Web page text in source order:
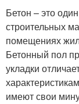
Бетон – это
строительных
помещениях
Бетонный пол
укладки
имеют свои